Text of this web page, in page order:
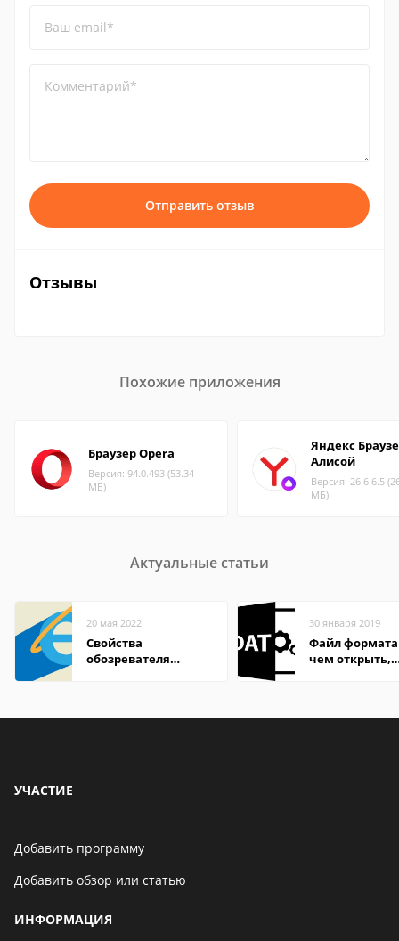
Ваш email*
Комментарий*
Отправить отзыв
Отзывы
Похожие приложения
Браузер Opera
Версия: 94.0.493 (53.34
МБ)
Яндекс
Алисой
Версия: 26.6.6.5
МБ)
Актуальные статьи
20 мая 2022
Свойства
обозревателя
30 января 2019
Файл формата
чем открыть,
УЧАСТИЕ
Добавить программу
Добавить обзор или статью
ИНФОРМАЦИЯ